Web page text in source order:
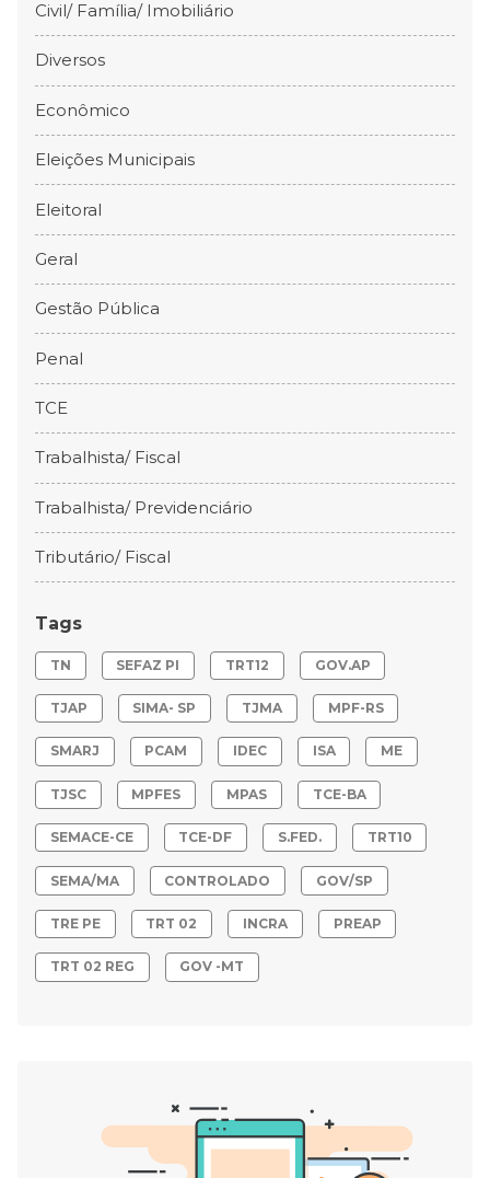
Civil/ Família/ Imobiliário
Diversos
Econômico
Eleições Municipais
Eleitoral
Geral
Gestão Pública
Penal
TCE
Trabalhista/ Fiscal
Trabalhista/ Previdenciário
Tributário/ Fiscal
Tags
TN SEFAZ PI TRT12 GOV.AP
TJAP SIMA- SP TJMA MPF-RS
SMARJ PCAM IDEC ISA ME
TJSC MPFES MPAS TCE-BA
SEMACE-CE TCE-DF S.FED. TRT10
SEMA/MA CONTROLADO GOV/SP
TRE PE TRT 02 INCRA PREAP
TRT 02 REG GOV -MT